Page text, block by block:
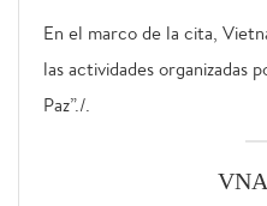
En el marco de la cita,
las actividades organizadas
Paz”./.